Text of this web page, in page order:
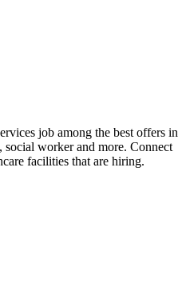
job among the best offers in
social worker and more. Connect
facilities that are hiring.